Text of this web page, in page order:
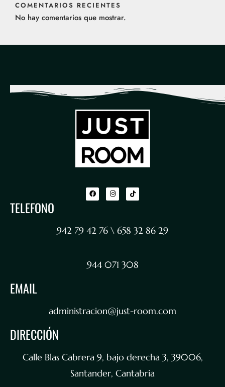
COMENTARIOS RECIENTES
No hay comentarios que mostrar.
TELEFONO
942 79 42 76 \ 658 32 86 29
944 071 308
EMAIL
administracion@just-room.com
DIRECCIÓN
Calle Blas Cabrera 9, bajo derecha 3, 39006,
Santander, Cantabria